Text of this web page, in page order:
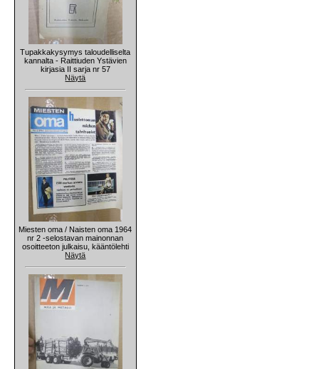
Tupakkakysymys taloudelliselta
kannalta - Raittiuden Ystävien
kirjasia II sarja nr 57
Näytä
Miesten oma / Naisten oma 1964
nr 2 -selostavan mainonnan
osoitteeton julkaisu, kääntölehti
Näytä